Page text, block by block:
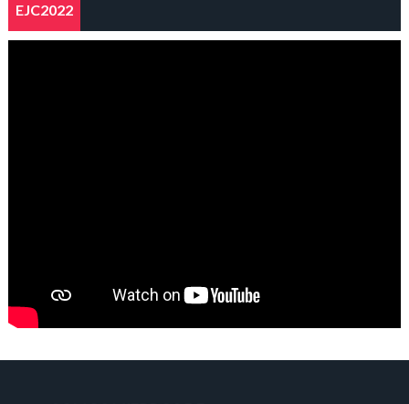
EJC2022